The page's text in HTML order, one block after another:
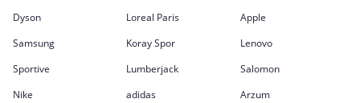
Dyson
Loreal Paris
Apple
Samsung
Koray Spor
Lenovo
Sportive
Lumberjack
Salomon
Nike
adidas
Arzum